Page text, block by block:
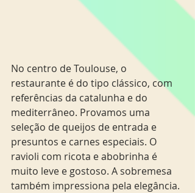
No centro de Toulouse, o
restaurante é do tipo clássico, com
referências da catalunha e do
mediterrâneo. Provamos uma
seleção de queijos de entrada e
presuntos e carnes especiais. O
ravioli com ricota e abobrinha é
muito leve e gostoso. A sobremesa
também impressiona pela elegância.